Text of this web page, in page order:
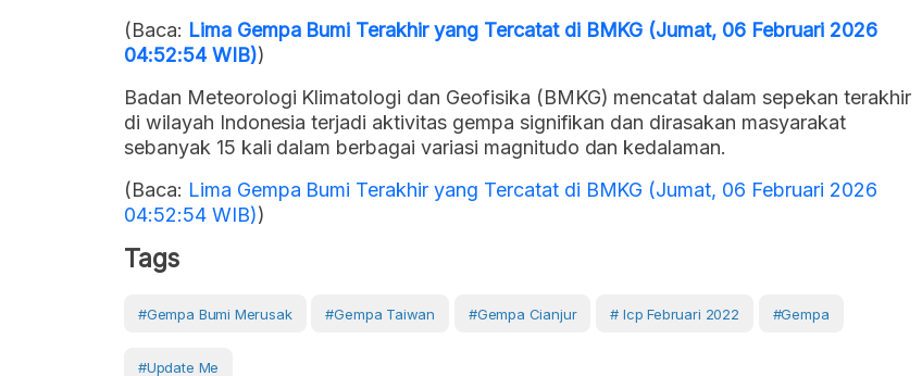
(Baca: Lima Gempa Bumi Terakhir yang Tercatat di BMKG (Jumat, 06 Februari 2026
04:52:54 WIB))
Badan Meteorologi Klimatologi dan Geofisika (BMKG) mencatat dalam sepekan terakhir
di wilayah Indonesia terjadi aktivitas gempa signifikan dan dirasakan masyarakat
sebanyak 15 kali dalam berbagai variasi magnitudo dan kedalaman.
(Baca: Lima Gempa Bumi Terakhir yang Tercatat di BMKG (Jumat, 06 Februari 2026
04:52:54 WIB))
Tags
#gempa Bumi Merusak #gempa Taiwan #gempa Cianjur # Icp Februari 2022 #gempa
#Update Me